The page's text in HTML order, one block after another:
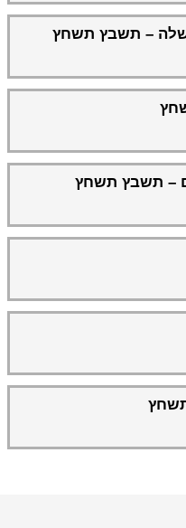
– תשבץ תשחץ
– תשבץ תשחץ
תשחץ